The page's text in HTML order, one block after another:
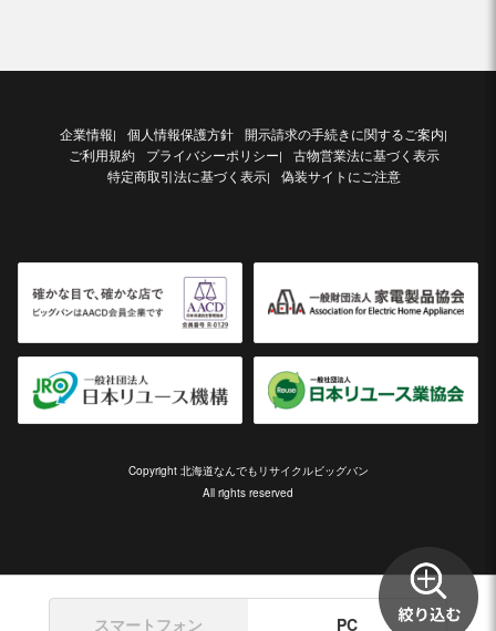
企業情報| 個人情報保護方針 開示請求の手続きに関するご案内|
ご利用規約 プライバシーポリシー|
古物営業法に基づく表示
特定商取引法に基づく表示| 偽装サイトにご注意
Copyright 北海道なんでもリサイクルビッグバン
All rights reserved
スマートフォン PC